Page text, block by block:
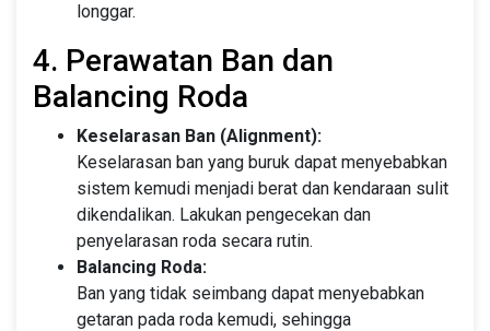
longgar.
4. Perawatan Ban dan
Balancing Roda
Keselarasan Ban (Alignment):
Keselarasan ban yang buruk dapat menyebabkan
sistem kemudi menjadi berat dan kendaraan sulit
dikendalikan. Lakukan pengecekan dan
penyelarasan roda secara rutin.
Balancing Roda:
Ban yang tidak seimbang dapat menyebabkan
getaran pada roda kemudi, sehingga